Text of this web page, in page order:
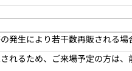
発生により若干数再販される場
れるため、ご来場予定の方は、